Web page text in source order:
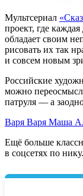
Мультсериал
проект, где
обладает своим
рисовать их так
и совсем новым
Российские
можно
патруля — а
Варя Варя Маша
Ещё больше
в соцсетях по нику.